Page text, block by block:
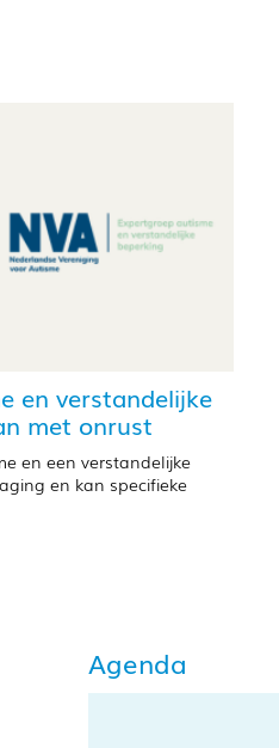
en verstandelijke
met onrust
en een verstandelijke
en kan specifieke
Agenda